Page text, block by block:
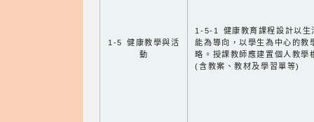
1-5 健康教學與活
動
1-5-1 健康教育課程設計以生
能為導向，以學生為中心的教
略。授課教師應建置個人教學
(含教案、教材及學習單等)